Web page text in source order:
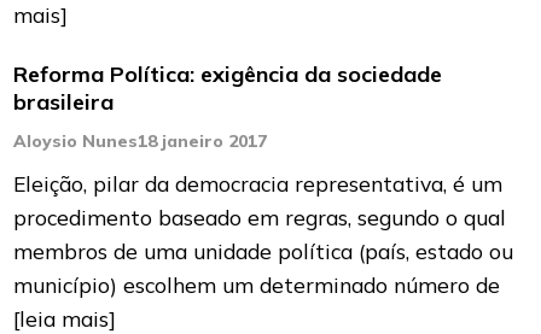
mais]
Reforma Política: exigência da sociedade
brasileira
Aloysio Nunes18 janeiro 2017
Eleição, pilar da democracia representativa, é um
procedimento baseado em regras, segundo o qual
membros de uma unidade política (país, estado ou
município) escolhem um determinado número de
[leia mais]